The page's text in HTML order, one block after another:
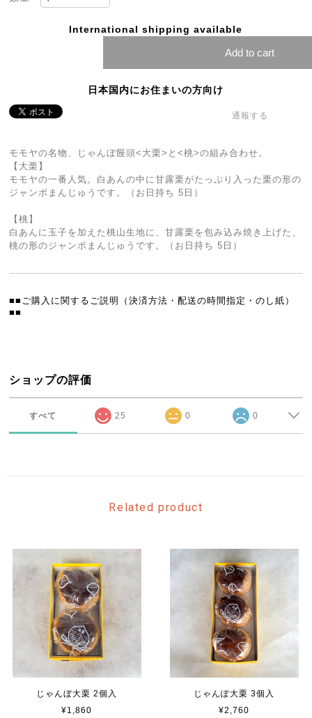
International shipping available
Add to cart
日本国内にお住まいの方向け
通報する
モモヤの名物、じゃんぼ饅頭<大栗>と<桃>の組み合わせ。
【大栗】
モモヤの一番人気。白あんの中に甘露栗がたっぷり入った栗の形の
ジャンボまんじゅうです。（お日持ち 5日）
【桃】
白あんに玉子を加えた桃山生地に、甘露栗を包み込み焼き上げた、
桃の形のジャンボまんじゅうです。（お日持ち 5日）
■■ご購入に関するご説明（決済方法・配送の時間指定・のし紙）
■■
ショップの評価
すべて 25 0 0
Related product
じゃんぼ大栗 2個入
¥1,860
じゃんぽ大栗 3個入
¥2,760